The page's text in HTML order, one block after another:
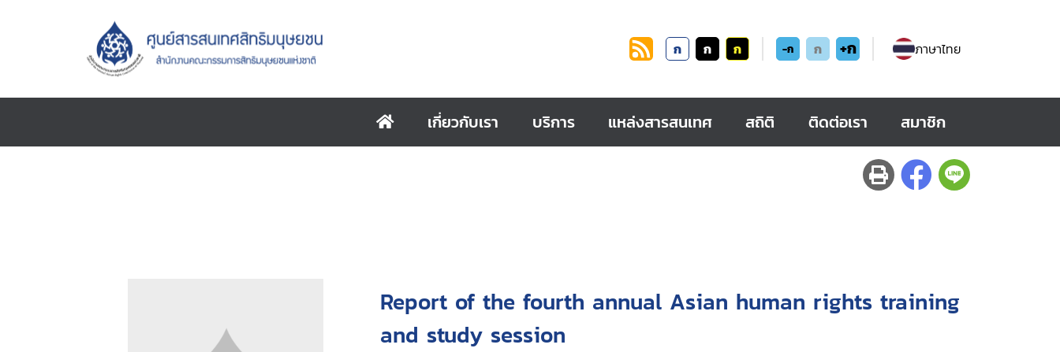
ก ก ก -ก ก +ก ภาษาไทย
เกี่ยวกับเรา บริการ แหล่งสารสนเทศ สถิติ ติดต่อเรา สมาชิก
Report of the fourth annual Asian human rights training
and study session